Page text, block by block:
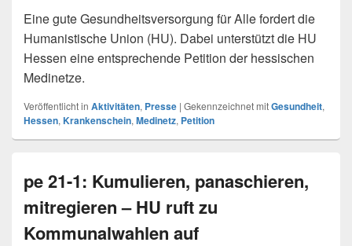
Eine gute Gesundheitsversorgung für Alle fordert die
Humanistische Union (HU). Dabei unterstützt die HU
Hessen eine entsprechende Petition der hessischen
Medinetze.
Veröffentlicht in Aktivitäten, Presse | Gekennzeichnet mitGesundheit,
Hessen, Krankenschein, Medinetz, Petition
pe 21-1: Kumulieren, panaschieren,
mitregieren – HU ruft zu
Kommunalwahlen auf